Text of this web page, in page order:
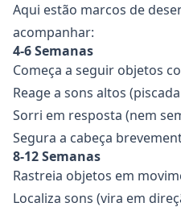
Aqui estão marcos de
acompanhar:
4-6 Semanas
Começa a seguir objetos
Reage a sons altos
Sorri em resposta (nem
Segura a cabeça
8-12 Semanas
Rastreia objetos em
Localiza sons (vira em